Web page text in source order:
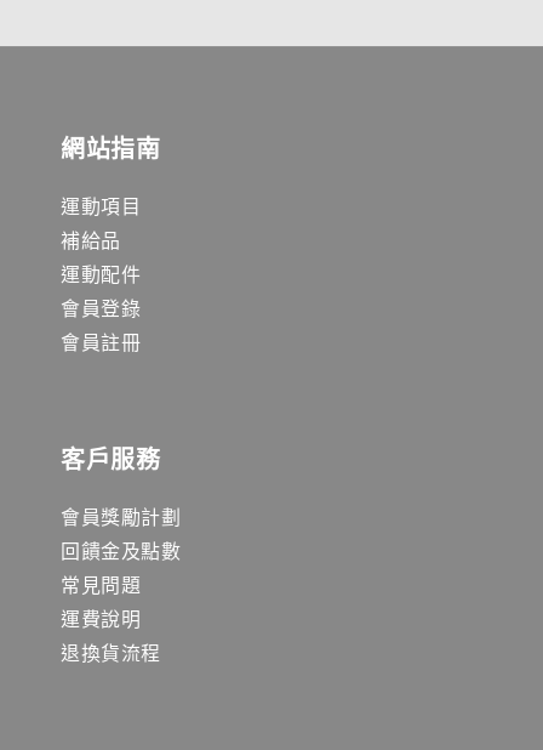
網站指南
運動項目
補給品
運動配件
會員登錄
會員註冊
客戶服務
會員獎勵計劃
回饋金及點數
常見問題
運費說明
退換貨流程